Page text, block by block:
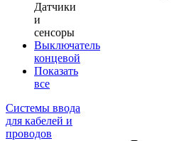
Датчики
и
сенсоры
Выключатель
концевой
Показать
все
Системы ввода
для кабелей и
проводов